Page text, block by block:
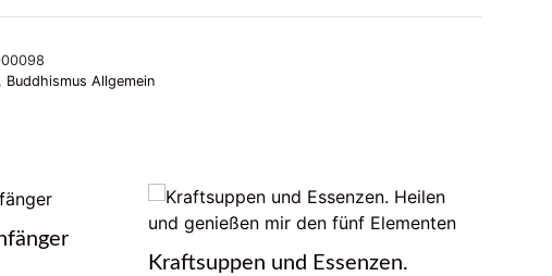
Buddhismus Allgemein
Kraftsuppen und Essenzen.